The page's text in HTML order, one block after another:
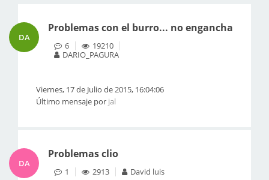
DA
Problemas con el burro... no engancha
6
19210
DARIO_PAGURA
Viernes, 17 de Julio de 2015, 16:04:06
Último mensaje por jal
DA
Problemas clio
1 2913 David luis